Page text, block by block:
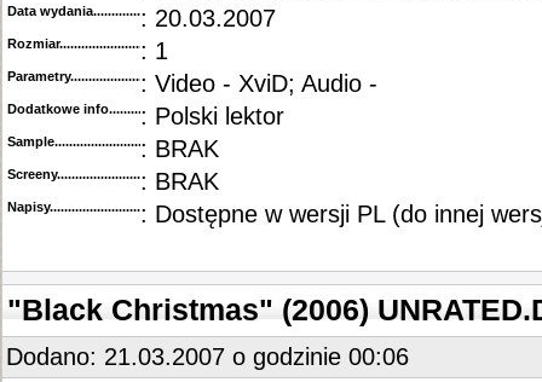
Data wydania......................................
: 20.03.2007
Rozmiar...........................................
: 1
Parametry.........................................: Video - XviD; Audio -
Dodatkowe info....................................
: Polski lektor
Sample............................................
: BRAK
Screeny...........................................
: BRAK
Napisy............................................: Dostępne w wersji PL (do innej
"Black Christmas" (2006)
Dodano: 21.03.2007 o godzinie 00:06